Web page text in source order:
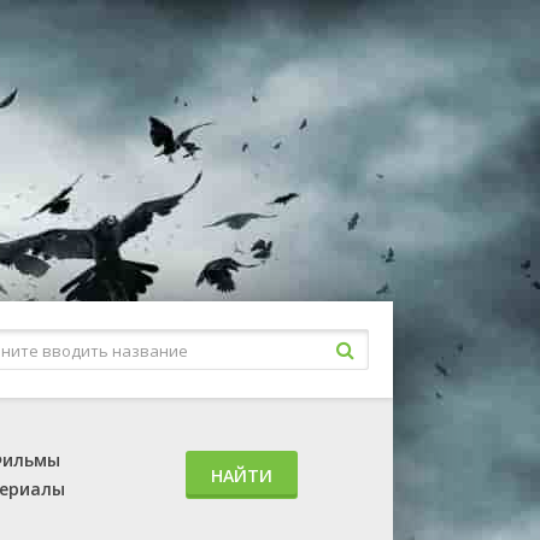
НАЙТИ